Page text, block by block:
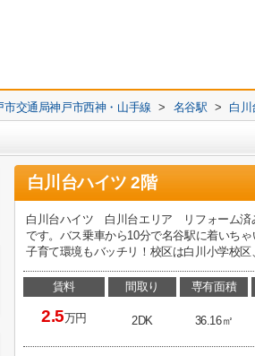
市交通局神戸市西神・山手線 > 名谷駅 > 白川
白川台ハイツ 2階
白川台ハイツ 白川台エリア リフォーム済
です。バス乗車から10分で名谷駅に着いち
子育て環境もバッチリ！校区は白川小学校区
賃料
2.5万円
間取り
2DK
専有面積
36.16㎡